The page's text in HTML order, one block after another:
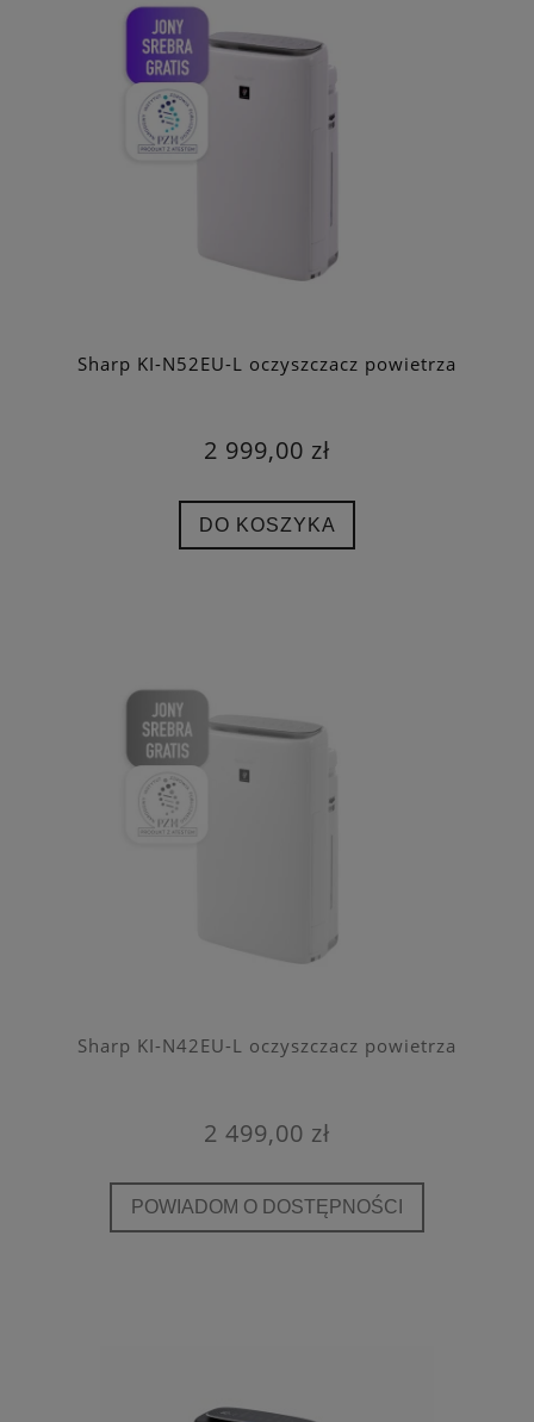
Sharp KI-N52EU-L oczyszczacz powietrza
2 999,00 zł
DO KOSZYKA
Sharp KI-N42EU-L oczyszczacz powietrza
2 499,00 zł
POWIADOM O DOSTĘPNOŚCI